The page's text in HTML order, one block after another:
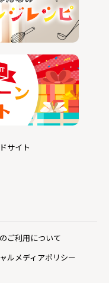
サイト
ご利用について
ルメディアポリシー